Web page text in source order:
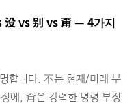
没 vs 别 vs 甭 — 4가지
합니다. 不는 현재/미래 부
에, 甭은 강력한 명령 부정